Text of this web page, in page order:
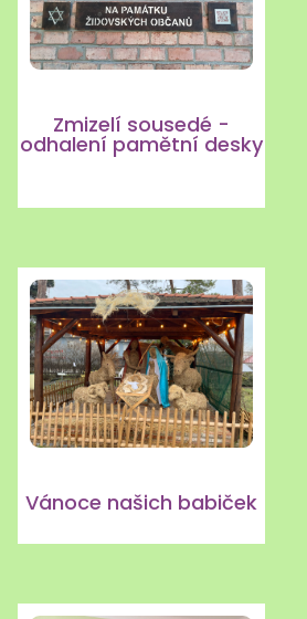
Zmizelí sousedé -
odhalení pamětní desky
Vánoce našich babiček